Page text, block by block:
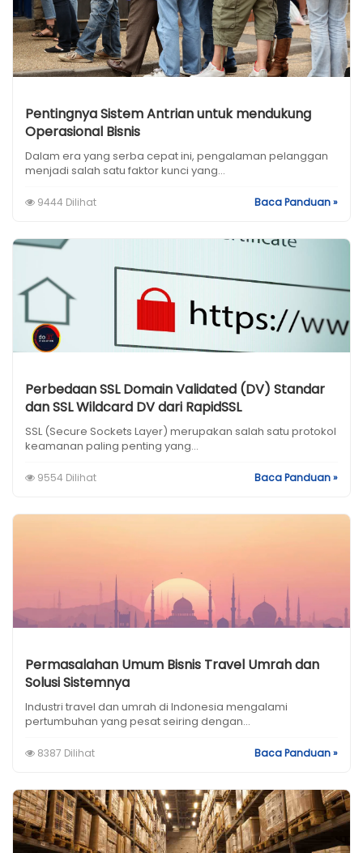
Pentingnya Sistem Antrian untuk mendukung
Operasional Bisnis
Dalam era yang serba cepat ini, pengalaman pelanggan
menjadi salah satu faktor kunci yang...
9444 Dilihat Baca Panduan »
Perbedaan SSL Domain Validated (DV) Standar
dan SSL Wildcard DV dari RapidSSL
SSL (Secure Sockets Layer) merupakan salah satu protokol
keamanan paling penting yang...
9554 Dilihat Baca Panduan »
Permasalahan Umum Bisnis Travel Umrah dan
Solusi Sistemnya
Industri travel dan umrah di Indonesia mengalami
pertumbuhan yang pesat seiring dengan...
8387 Dilihat Baca Panduan »